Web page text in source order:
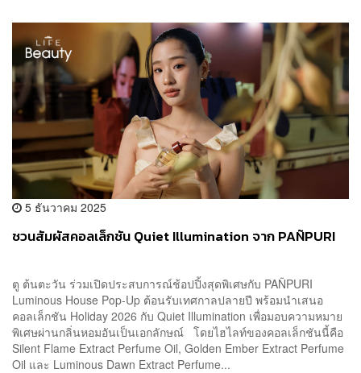
5 ธันวาคม 2025
ชวนสัมผัสคอลเล็กชัน Quiet Illumination จาก PAÑPURI
ตู ต้นตะวัน ร่วมเปิดประสบการณ์ช้อปปิ้งสุดพิเศษกับ PAÑPURI
Luminous House Pop-Up ต้อนรับเทศกาลปลายปี พร้อมนำเสนอ
คอลเล็กชัน Holiday 2026 กับ Quiet Illumination เพื่อมอบความหมาย
พิเศษผ่านกลิ่นหอมอันเป็นเอกลักษณ์ โดยไฮไลท์ของคอลเล็กชันนี้คือ
Silent Flame Extract Perfume Oil, Golden Ember Extract Perfume
Oil และ Luminous Dawn Extract Perfume...